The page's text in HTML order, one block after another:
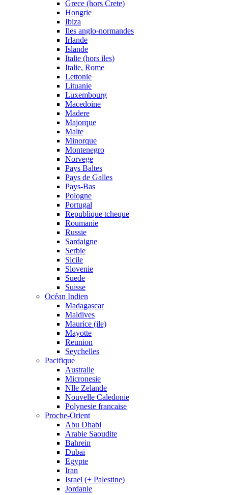
Grece (hors Crete)
Hongrie
Ibiza
Iles anglo-normandes
Irlande
Islande
Italie (hors iles)
Italie, Rome
Lettonie
Lituanie
Luxembourg
Macedoine
Madere
Majorque
Malte
Minorque
Montenegro
Norvege
Pays Baltes
Pays de Galles
Pays-Bas
Pologne
Portugal
Republique tcheque
Roumanie
Russie
Sardaigne
Serbie
Sicile
Slovenie
Suede
Suisse
Océan Indien
Madagascar
Maldives
Maurice (ile)
Mayotte
Reunion
Seychelles
Pacifique
Australie
Micronesie
Nlle Zelande
Nouvelle Caledonie
Polynesie francaise
Proche-Orient
Abu Dhabi
Arabie Saoudite
Bahrein
Dubai
Egypte
Iran
Israel (+ Palestine)
Jordanie